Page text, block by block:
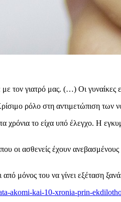
τον γιατρό μας. (…) Οι γυναίκες
ρόλο στη αντιμετώπιση των
χρόνια το είχα υπό έλεγχο. Η
οι ασθενείς έχουν
μόνος του να γίνει εξέταση
akomi-kai-10-xronia-prin-